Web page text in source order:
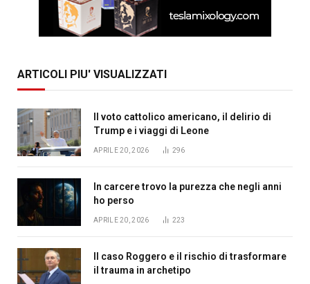
ARTICOLI PIU' VISUALIZZATI
Il voto cattolico americano, il delirio di
Trump e i viaggi di Leone
APRILE 20, 2026 296
In carcere trovo la purezza che negli anni
ho perso
APRILE 20, 2026 223
Il caso Roggero e il rischio di trasformare
il trauma in archetipo